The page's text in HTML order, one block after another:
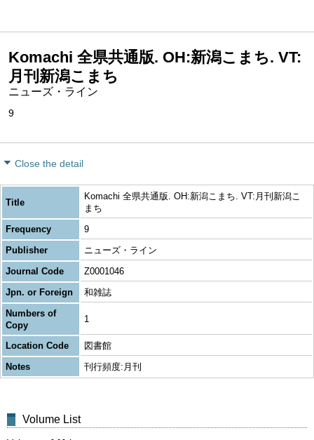
Komachi 全県共通版. OH:新潟こまち. VT:
月刊新潟こまち
ニューズ・ライン
9
Close the detail
Title
Komachi 全県共通版. OH:新潟こまち. VT:月刊新潟こ
まち
Frequency
9
Publisher
ニューズ・ライン
Journal Code
Z0001046
Jpn. or Foreign
和雑誌
Numbers of
Copy
1
Location Code
図書館
Notes
刊行頻度:月刊
Volume List